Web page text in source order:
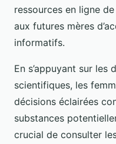
ressources en ligne de
aux futures mères
informatifs.
En s’appuyant sur les
scientifiques, les
décisions éclairées
substances
crucial de consulter